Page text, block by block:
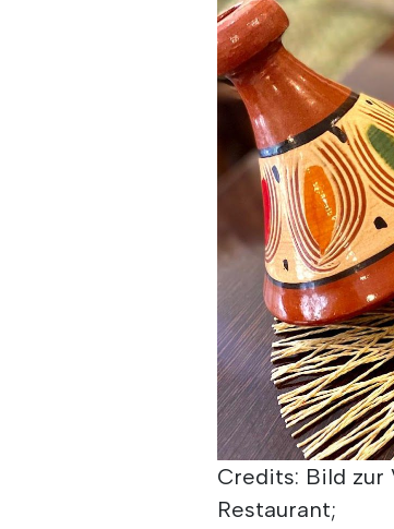
Credits: Bild zur
Restaurant;